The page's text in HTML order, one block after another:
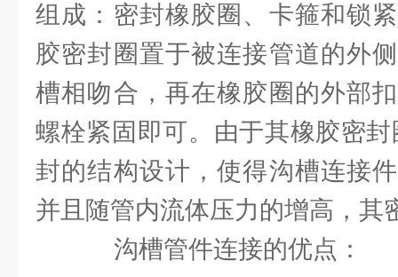
组成：密封橡胶圈、卡箍和锁
胶密封圈置于被连接管道的外
槽相吻合，再在橡胶圈的外部
螺栓紧固即可。由于其橡胶密
封的结构设计，使得沟槽连接
并且随管内流体压力的增高，其
沟槽管件连接的优点：